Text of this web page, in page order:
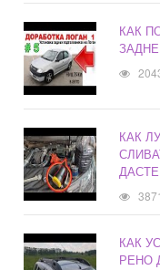
КАК
КАК
3871
КАК
РЕНО